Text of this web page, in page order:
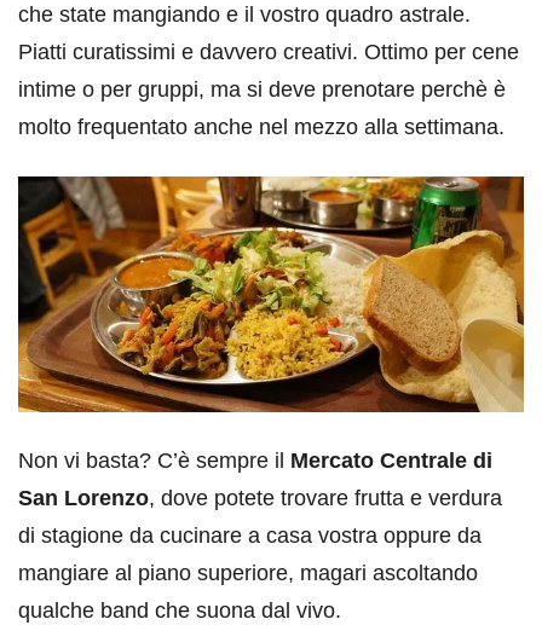
che state mangiando e il vostro quadro astrale.
Piatti curatissimi e davvero creativi. Ottimo per cene
intime o per gruppi, ma si deve prenotare perchè è
molto frequentato anche nel mezzo alla settimana.
Non vi basta? C’è sempre il Mercato Centrale di
San Lorenzo, dove potete trovare frutta e verdura
di stagione da cucinare a casa vostra oppure da
mangiare al piano superiore, magari ascoltando
qualche band che suona dal vivo.